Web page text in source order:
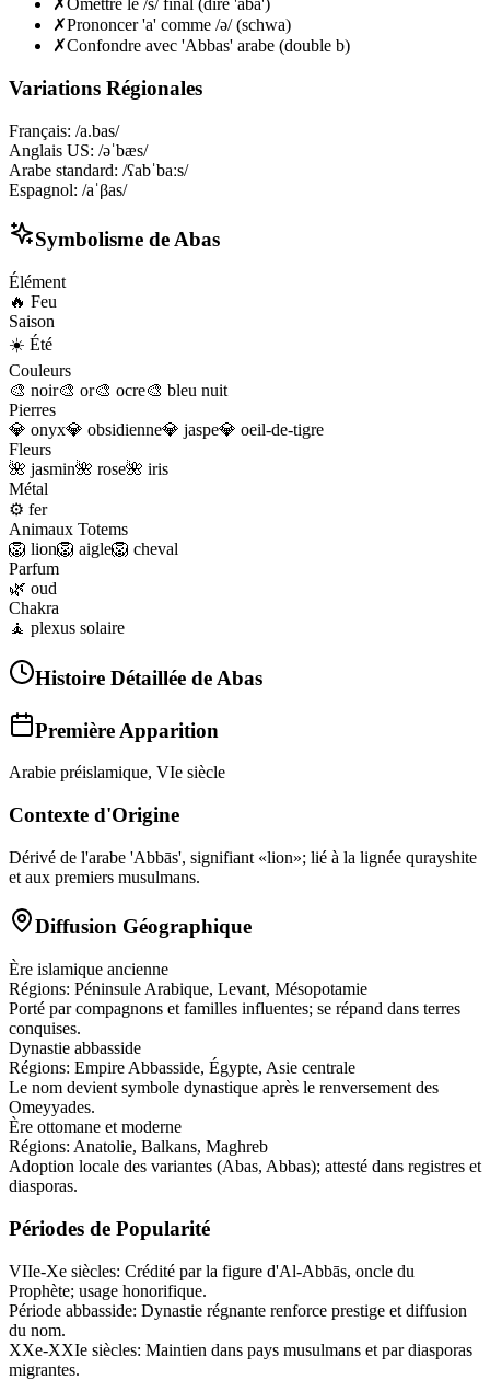
✗Omettre le /s/ final (dire 'aba')
✗Prononcer 'a' comme /ə/ (schwa)
✗Confondre avec 'Abbas' arabe (double b)
Variations Régionales
Français: /a.bas/
Anglais US: /əˈbæs/
Arabe standard: /ʕabˈbaːs/
Espagnol: /aˈβas/
Symbolisme deAbas
Élément
🔥 Feu
Saison
☀️ Été
Couleurs
🎨 noir🎨 or🎨 ocre🎨 bleu nuit
Pierres
💎 onyx💎 obsidienne💎 jaspe💎 oeil-de-tigre
Fleurs
🌺 jasmin🌺 rose🌺 iris
Métal
⚙️ fer
Animaux Totems
🦁 lion🦁 aigle🦁 cheval
Parfum
🌿 oud
Chakra
🧘 plexus solaire
Histoire Détaillée de Abas
Première Apparition
Arabie préislamique, VIe siècle
Contexte d'Origine
Dérivé de l'arabe 'Abbās', signifiant «lion»; lié à la lignée qurayshite
et aux premiers musulmans.
Diffusion Géographique
Ère islamique ancienne
Régions: Péninsule Arabique, Levant, Mésopotamie
Porté par compagnons et familles influentes; se répand dans terres
conquises.
Dynastie abbasside
Régions: Empire Abbasside, Égypte, Asie centrale
Le nom devient symbole dynastique après le renversement des
Omeyyades.
Ère ottomane et moderne
Régions: Anatolie, Balkans, Maghreb
Adoption locale des variantes (Abas, Abbas); attesté dans registres et
diasporas.
Périodes de Popularité
VIIe-Xe siècles: Crédité par la figure d'Al‑Abbās, oncle du
Prophète; usage honorifique.
Période abbasside: Dynastie régnante renforce prestige et diffusion
du nom.
XXe‑XXIe siècles: Maintien dans pays musulmans et par diasporas
migrantes.